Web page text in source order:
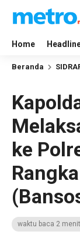
Home
Beranda
ke
waktu baca 2 menit